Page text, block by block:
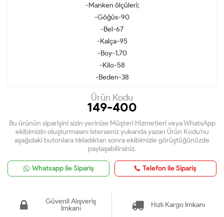
-Manken ölçüleri;
-Göğüs-90
-Bel-67
-Kalça-95
-Boy-1.70
-Kilo-58
-Beden-38
Ürün Kodu
149-400
Bu ürünün siparişini sizin yerinize Müşteri Hizmetleri veya WhatsApp
ekibimizin oluşturmasını isterseniz yukarıda yazan Ürün Kodu'nu
aşağıdaki butonlara tıkladıktan sonra ekibimizle görüştüğünüzde
paylaşabilirsiniz.
Whatsapp ile Sipariş Telefon ile Sipariş
Güvenli Alışveriş
İmkanı
Hızlı Kargo İmkanı